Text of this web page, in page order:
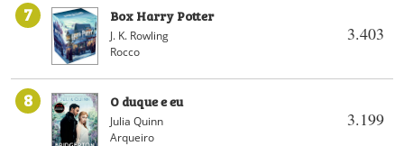
7
3.403
Box Harry Potter
J. K. Rowling
Rocco
8
3.199
O duque e eu
Julia Quinn
Arqueiro